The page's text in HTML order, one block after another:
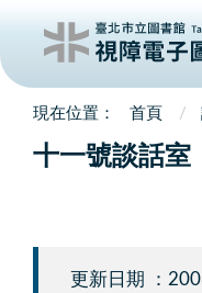
首頁
十一號談話室
更新日期 ：